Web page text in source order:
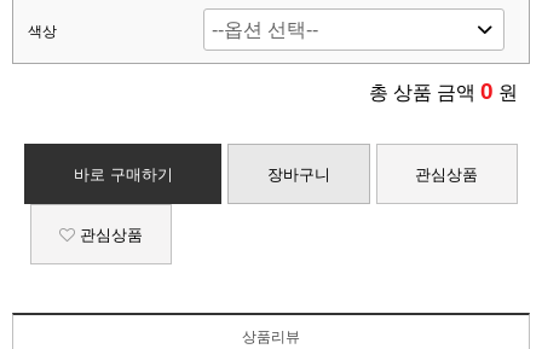
색상
총 상품 금액 0 원
바로 구매하기 장바구니 관심상품
관심상품
상품리뷰